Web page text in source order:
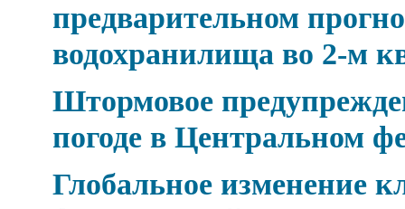
предварительном
водохранилища во 2-м
Штормовое
погоде в Центральном
Глобальное изменение